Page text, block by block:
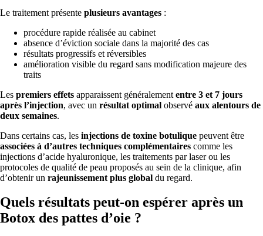
Le traitement présente plusieurs avantages :
procédure rapide réalisée au cabinet
absence d’éviction sociale dans la majorité des cas
résultats progressifs et réversibles
amélioration visible du regard sans modification majeure des
traits
Les premiers effets apparaissent généralement entre 3 et 7 jours
après l’injection, avec un résultat optimal observé aux alentours de
deux semaines.
Dans certains cas, les injections de toxine botulique peuvent être
associées à d’autres techniques complémentaires comme les
injections d’acide hyaluronique, les traitements par laser ou les
protocoles de qualité de peau proposés au sein de la clinique, afin
d’obtenir un rajeunissement plus global du regard.
Quels résultats peut-on espérer après un
Botox des pattes d’oie ?